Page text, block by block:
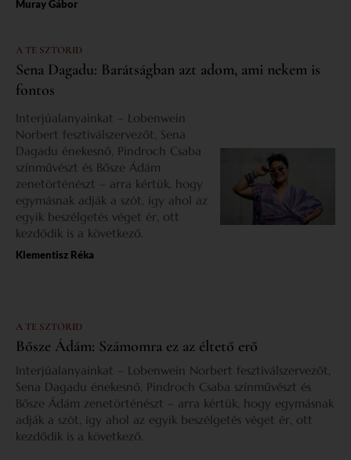
Muray Gábor
A TE SZTORID
Sena Dagadu: Barátságban azt adom, ami nekem is
fontos
Interjúalanyainkat – Lobenwein
Norbert fesztiválszervezőt, Sena
Dagadu énekesnő, Pindroch Csaba
színművészt és Bősze Ádám
zenetörténészt – arra kértük, hogy
egymásnak adják a szót, így ahol az
egyik beszélgetés véget ér, ott
kezdődik is a következő.
Klementisz Réka
A TE SZTORID
Bősze Ádám: Számomra ez az éltető erő
Interjúalanyainkat – Lobenwein Norbert fesztiválszervezőt,
Sena Dagadu énekesnő, Pindroch Csaba színművészt és
Bősze Ádám zenetörténészt – arra kértük, hogy egymásnak
adják a szót, így ahol az egyik beszélgetés véget ér, ott
kezdődik is a következő.